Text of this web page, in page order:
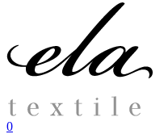
search
0